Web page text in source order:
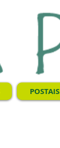
POSTAIS